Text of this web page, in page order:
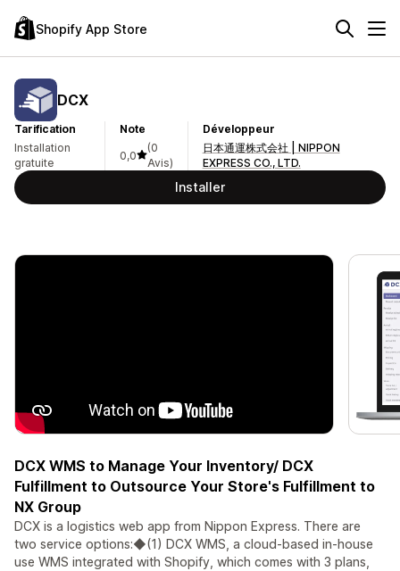
Shopify App Store
DCX
Tarification
Installation
gratuite
Note
0,0
(0
Avis)
Développeur
日本通運株式会社 | NIPPON
EXPRESS CO., LTD.
Installer
DCX WMS to Manage Your Inventory/ DCX
Fulfillment to Outsource Your Store's Fulfillment to
NX Group
DCX is a logistics web app from Nippon Express. There are
two service options:◆(1) DCX WMS, a cloud-based in-house
use WMS integrated with Shopify, which comes with 3 plans,